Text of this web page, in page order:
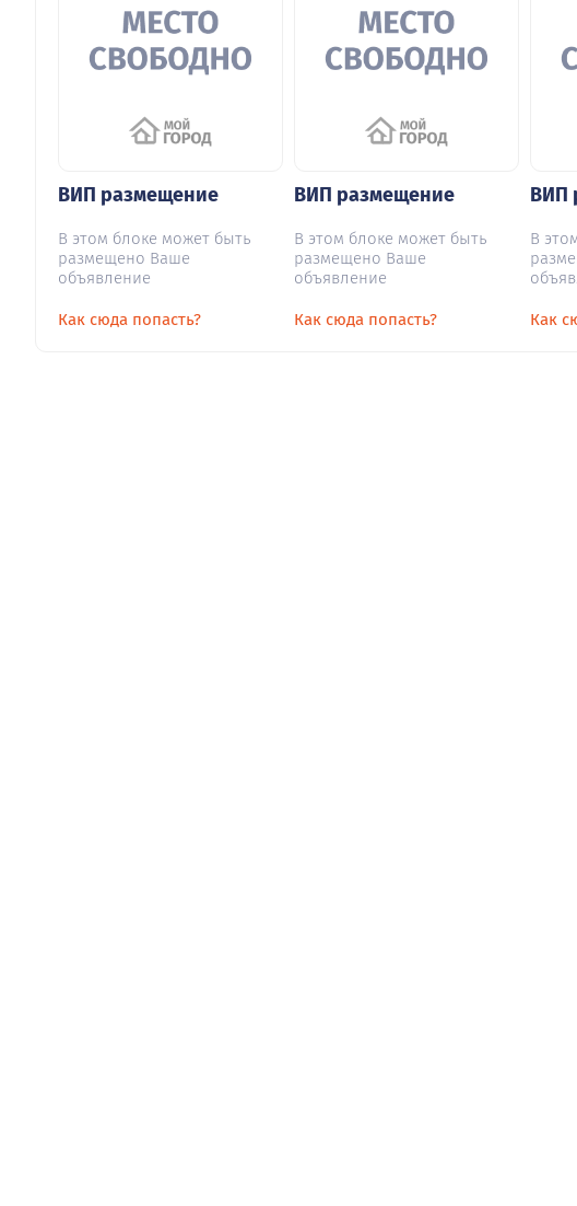
ВИП размещение
В этом блоке может быть
размещено Ваше
объявление
Как сюда попасть?
ВИП размещение
В этом блоке может быть
размещено Ваше
объявление
Как сюда попасть?
ВИП
В
Как